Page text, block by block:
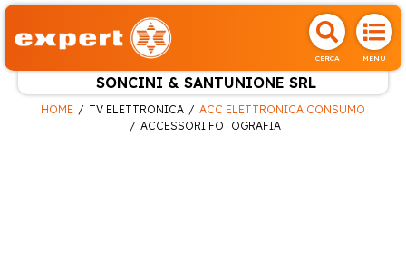
CERCA MENU
SONCINI & SANTUNIONE SRL
HOME TV ELETTRONICA
ACC ELETTRONICA CONSUMO
ACCESSORI FOTOGRAFIA